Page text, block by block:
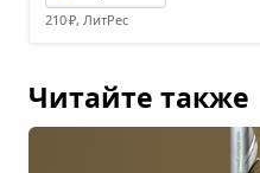
210 ₽, ЛитРес
Читайте также